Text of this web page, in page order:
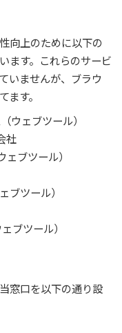
向上のために以下の
ます。これらのサービ
いませんが、ブラウ
す。
ウェブツール）
社
ブツール）
ブツール）
ブツール）
窓口を以下の通り設